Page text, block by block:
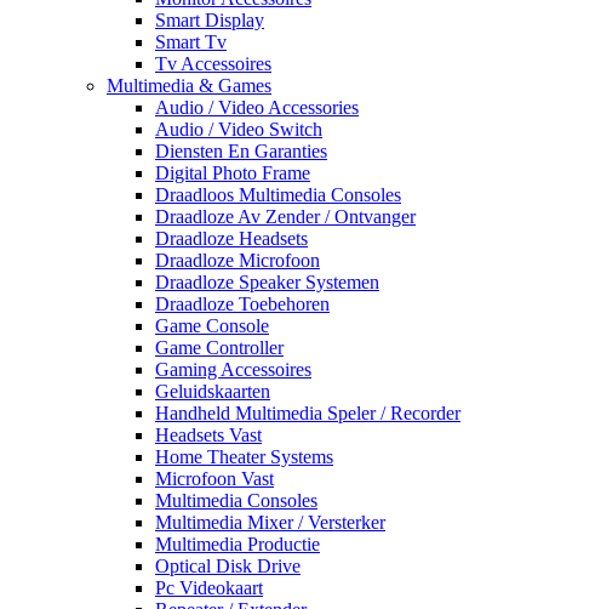
Smart Display
Smart Tv
Tv Accessoires
Multimedia & Games
Audio / Video Accessories
Audio / Video Switch
Diensten En Garanties
Digital Photo Frame
Draadloos Multimedia Consoles
Draadloze Av Zender / Ontvanger
Draadloze Headsets
Draadloze Microfoon
Draadloze Speaker Systemen
Draadloze Toebehoren
Game Console
Game Controller
Gaming Accessoires
Geluidskaarten
Handheld Multimedia Speler / Recorder
Headsets Vast
Home Theater Systems
Microfoon Vast
Multimedia Consoles
Multimedia Mixer / Versterker
Multimedia Productie
Optical Disk Drive
Pc Videokaart